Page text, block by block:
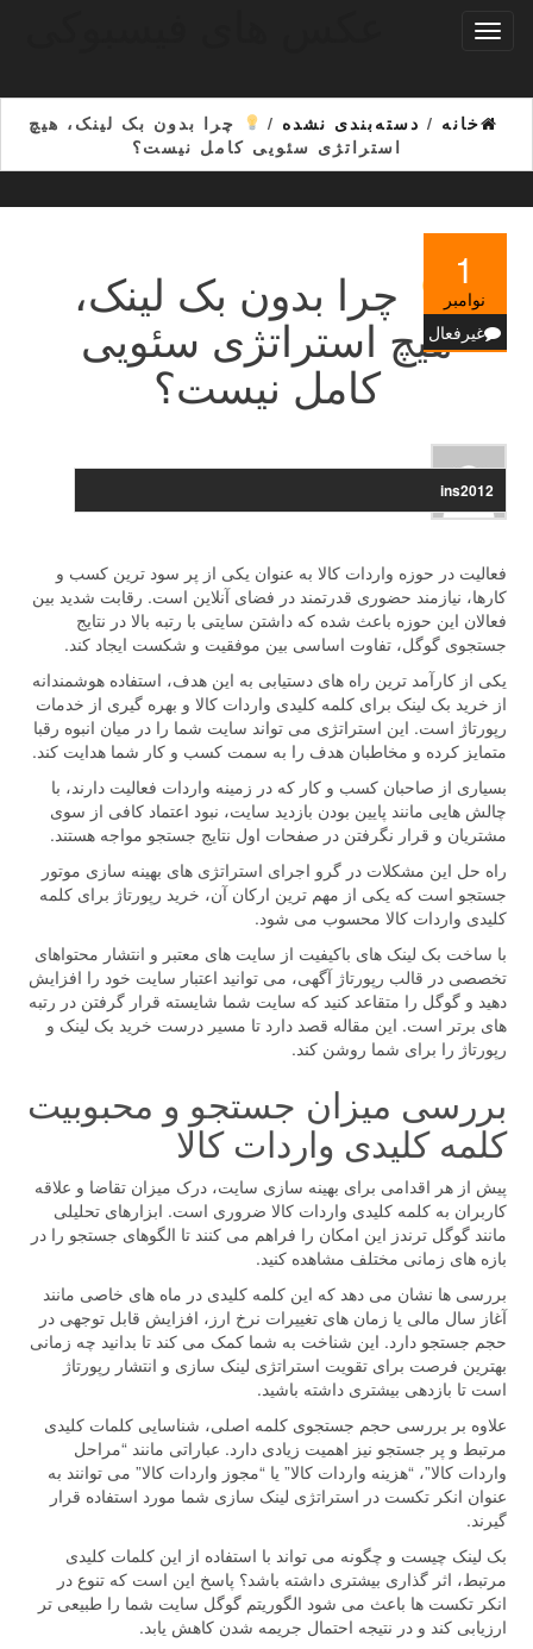
تغییر
خانه/ دسته‌بندی نشده/
چرا بدون بک لینک، هیچ
استراتژی سئویی کامل نیست؟
1
نوامبر
غیرفعال
چرا بدون بک لینک،
هیچ استراتژی سئویی
کامل نیست؟
ins2012
فعالیت در حوزه واردات کالا به عنوان یکی از پر سود ترین کسب و
کارها، نیازمند حضوری قدرتمند در فضای آنلاین است. رقابت شدید بین
فعالان این حوزه باعث شده که داشتن سایتی با رتبه بالا در نتایج
جستجوی گوگل، تفاوت اساسی بین موفقیت و شکست ایجاد کند.
یکی از کارآمد ترین راه های دستیابی به این هدف، استفاده هوشمندانه
از خرید بک لینک برای کلمه کلیدی واردات کالا و بهره گیری از خدمات
رپورتاژ است. این استراتژی می تواند سایت شما را در میان انبوه رقبا
متمایز کرده و مخاطبان هدف را به سمت کسب و کار شما هدایت کند.
بسیاری از صاحبان کسب و کار که در زمینه واردات فعالیت دارند، با
چالش هایی مانند پایین بودن بازدید سایت، نبود اعتماد کافی از سوی
مشتریان و قرار نگرفتن در صفحات اول نتایج جستجو مواجه هستند.
راه حل این مشکلات در گرو اجرای استراتژی های بهینه سازی موتور
جستجو است که یکی از مهم ترین ارکان آن، خرید رپورتاژ برای کلمه
کلیدی واردات کالا محسوب می شود.
با ساخت بک لینک های باکیفیت از سایت های معتبر و انتشار محتواهای
تخصصی در قالب رپورتاژ آگهی، می توانید اعتبار سایت خود را افزایش
دهید و گوگل را متقاعد کنید که سایت شما شایسته قرار گرفتن در رتبه
های برتر است. این مقاله قصد دارد تا مسیر درست خرید بک لینک و
رپورتاژ را برای شما روشن کند.
بررسی میزان جستجو و محبوبیت
کلمه کلیدی واردات کالا
پیش از هر اقدامی برای بهینه سازی سایت، درک میزان تقاضا و علاقه
کاربران به کلمه کلیدی واردات کالا ضروری است. ابزارهای تحلیلی
مانند گوگل ترندز این امکان را فراهم می کنند تا الگوهای جستجو را در
بازه های زمانی مختلف مشاهده کنید.
بررسی ها نشان می دهد که این کلمه کلیدی در ماه های خاصی مانند
آغاز سال مالی یا زمان های تغییرات نرخ ارز، افزایش قابل توجهی در
حجم جستجو دارد. این شناخت به شما کمک می کند تا بدانید چه زمانی
بهترین فرصت برای تقویت استراتژی لینک سازی و انتشار رپورتاژ
است تا بازدهی بیشتری داشته باشید.
علاوه بر بررسی حجم جستجوی کلمه اصلی، شناسایی کلمات کلیدی
مرتبط و پر جستجو نیز اهمیت زیادی دارد. عباراتی مانند “مراحل
واردات کالا”، “هزینه واردات کالا” یا “مجوز واردات کالا” می توانند به
عنوان انکر تکست در استراتژی لینک سازی شما مورد استفاده قرار
گیرند.
بک لینک چیست و چگونه می تواند با استفاده از این کلمات کلیدی
مرتبط، اثر گذاری بیشتری داشته باشد؟ پاسخ این است که تنوع در
انکر تکست ها باعث می شود الگوریتم گوگل سایت شما را طبیعی تر
ارزیابی کند و در نتیجه احتمال جریمه شدن کاهش یابد.